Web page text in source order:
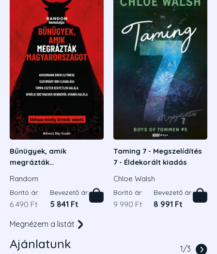
Bűnügyek, amik
megrázták
Random
Borító ár:
6 490 Ft
Bevezető ár:
5 841 Ft
Taming 7 - Megszelídítés
7 - Éldekorált kiadás
Chloe Walsh
Borító ár:
9 990 Ft
Bevezető ár:
8 991 Ft
Megnézem a listát
Ajánlatunk 1/3